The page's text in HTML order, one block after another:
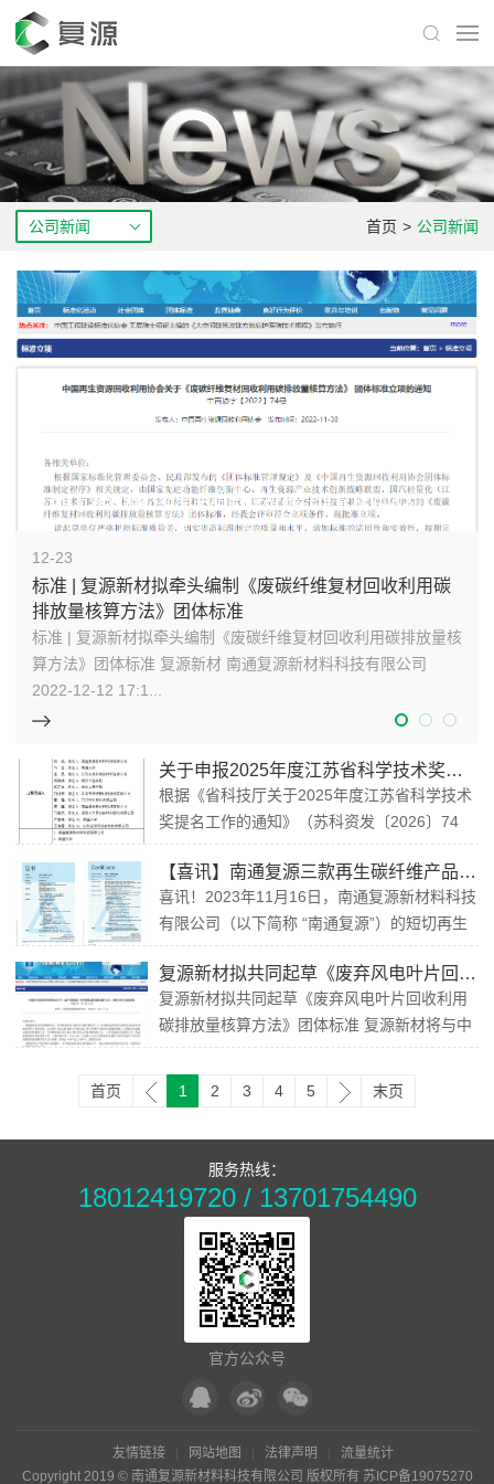
公司新闻 首页 > 公司新闻
标准 | 复源新材拟牵头编制《废碳纤维复材回收利用碳排放量核算方法》团体标准
12-23
标准 | 复源新材拟牵头编制《废碳纤维复材回收利用碳
排放量核算方法》团体标准
标准 | 复源新材拟牵头编制《废碳纤维复材回收利用碳排放量核
算方法》团体标准 复源新材 南通复源新材料科技有限公司
2022-12-12 17:1...
关于申报2025年度江苏省科学技术奖的公示
根据《省科技厅关于2025年度江苏省科学技术
奖提名工作的通知》（苏科资发〔2026〕74
号）要求，现对我单位拟参与项目“废旧碳纤维
复合材料闭环高值化利用关键技术与产业化”予
以公示，详见附件。如有异议，请于公示期内
提出，逾期不予受理。 公示时间为2026年6月
【喜讯】南通复源三款再生碳纤维产品获得TUV颁发的碳足迹证书
喜讯！2023年11月16日，南通复源新材料科技
有限公司（以下简称 “南通复源”）的短切再生
碳纤维(无上浆剂)、短切再生碳纤维 (改性热塑
性树脂用)、再生碳纤维表面毡等三款产品，获
得由莱茵技术监督服务（广东）有限公司（以
下简称 “TÜV”）颁发的ISO 14067产品碳足迹
复源新材拟共同起草《废弃风电叶片回收利用碳排放量核算方法》团体标准
复源新材拟共同起草《废弃风电叶片回收利用
碳排放量核算方法》团体标准 复源新材将与中
科院山西煤化所、再生资源联盟等单位共同起
草《废弃风电叶片回收利用碳排放量核算方
法》团体标准，该标准已由中国再生资源回收
首页 1 2 3 4 5 末页
服务热线：
18012419720 / 13701754490
官方公众号
友情链接 网站地图 法律声明
流量统计
Copyright 2019 © 南通复源新材料科技有限公司 版权所有 苏ICP备19075270